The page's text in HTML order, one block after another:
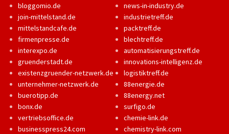
bloggomio.de
join-mittelstand.de
mittelstandcafe.de
firmenpresse.de
interexpo.de
gruenderstadt.de
existenzgruender-netzwerk.de
unternehmer-netzwerk.de
buerotipp.de
bonx.de
vertriebsoffice.de
businesspress24.com
news-in-industry.de
industrietreff.de
packtreff.de
blechtreff.de
automatisierungstreff.de
innovations-intelligenz.de
logistiktreff.de
88energie.de
88energy.net
surfigo.de
chemie-link.de
chemistry-link.com